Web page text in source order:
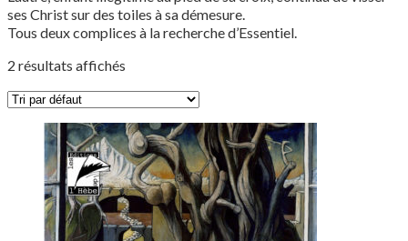
ses Christ sur des toiles à sa démesure.
Tous deux complices à la recherche d’Essentiel.
2 résultats affichés